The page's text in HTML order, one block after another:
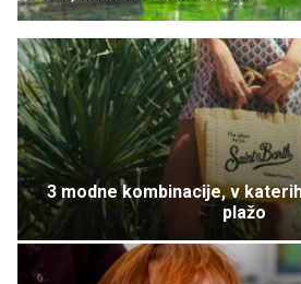
3 modne kombinacije, v
plažo